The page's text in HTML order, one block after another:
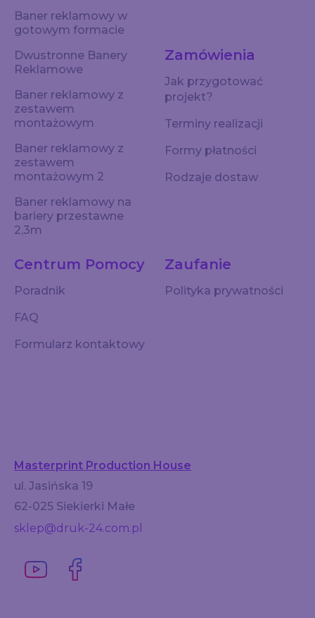
Baner reklamowy w
gotowym formacie
Dwustronne Banery
Reklamowe
Baner reklamowy z
zestawem
montażowym
Baner reklamowy z
zestawem
montażowym 2
Baner reklamowy na
bariery przestawne
2,3m
Centrum Pomocy
Poradnik
FAQ
Formularz kontaktowy
Zaufanie
Polityka prywatności
Zamówienia
Jak przygotować
projekt?
Terminy realizacji
Formy płatności
Rodzaje dostaw
Masterprint Production House
ul. Jasińska 19
62-025 Siekierki Małe
sklep@druk-24.com.pl